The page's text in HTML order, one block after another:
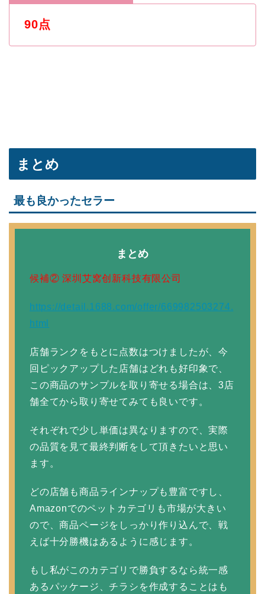
90点
まとめ
最も良かったセラー
まとめ
候補② 深圳艾窝创新科技有限公司
https://detail.1688.com/offer/669982503274.
html
店舗ランクをもとに点数はつけましたが、今
回ピックアップした店舗はどれも好印象で、
この商品のサンプルを取り寄せる場合は、3店
舗全てから取り寄せてみても良いです。
それぞれで少し単価は異なりますので、実際
の品質を見て最終判断をして頂きたいと思い
ます。
どの店舗も商品ラインナップも豊富ですし、
Amazonでのペットカテゴリも市場が大きい
ので、商品ページをしっかり作り込んで、戦
えば十分勝機はあるように感じます。
もし私がこのカテゴリで勝負するなら統一感
あるパッケージ、チラシを作成することはも